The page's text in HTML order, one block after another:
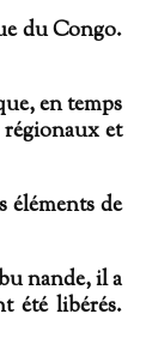
du Congo.
en temps
et
éléments de
nande, il a
été libérés.